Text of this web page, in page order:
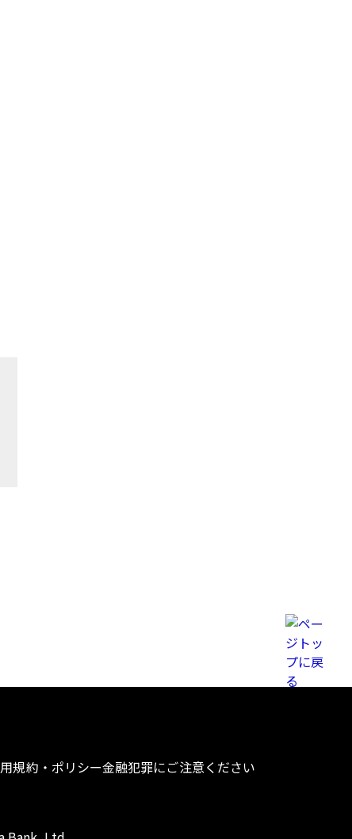
規約・ポリシー金融犯罪にご注意ください